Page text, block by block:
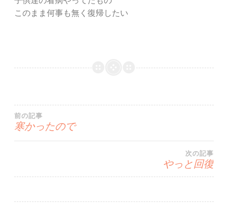
このまま何事も無く復帰したい
投
ナ
前の記事
寒かったので
次の記事
やっと回復